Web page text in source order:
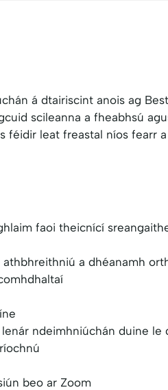
á dtairiscint anois ag
scileanna a fheabhsú
féidir leat freastal níos fearr
faoi theicnící
a dhéanamh
ndeimhniúchán duine le
beo ar Zoom